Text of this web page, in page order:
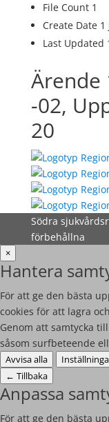
File Count 1
Create Date 1
Last Updated
Ärende
-02,
20
Södra
förbehållna
×
Hantera
För att ge den bästa
cookies för att lagra
Genom att samtycka
såsom surfbeteende
Avvisa alla
← Tillbaka
Anpassa
För att ge den bästa